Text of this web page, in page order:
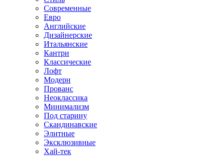
Современные
Евро
Английские
Дизайнерские
Итальянские
Кантри
Классические
Лофт
Модерн
Прованс
Неоклассика
Минимализм
Под старину
Скандинавские
Элитные
Эксклюзивные
Хай-тек